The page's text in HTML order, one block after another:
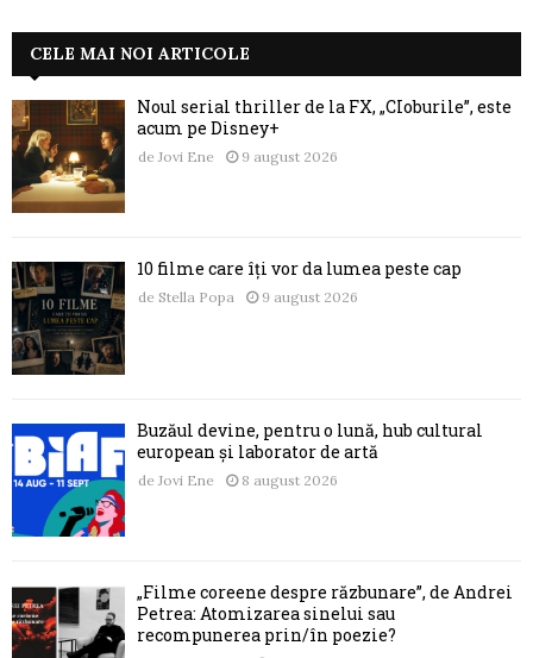
CELE MAI NOI ARTICOLE
Noul serial thriller de la FX, „CIoburile”, este
acum pe Disney+
de Jovi Ene 9 august 2026
10 filme care îți vor da lumea peste cap
de Stella Popa 9 august 2026
Buzăul devine, pentru o lună, hub cultural
european și laborator de artă
de Jovi Ene 8 august 2026
„Filme coreene despre răzbunare”, de Andrei
Petrea: Atomizarea sinelui sau
recompunerea prin/în poezie?